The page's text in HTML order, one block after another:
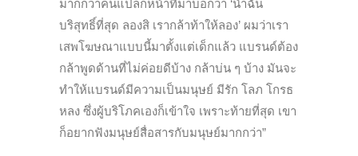
มากกว่าคนแปลกหน้าที่มาบอกว่า ‘น้ำฉัน
บริสุทธิ์ที่สุด ลองสิ เรากล้าท้าให้ลอง’ ผมว่าเรา
เสพโฆษณาแบบนี้มาตั้งแต่เด็กแล้ว แบรนด์ต้อง
กล้าพูดด้านที่ไม่ค่อยดีบ้าง กล้าบ่น ๆ บ้าง มันจะ
ทำให้แบรนด์มีความเป็นมนุษย์ มีรัก โลภ โกรธ
หลง ซึ่งผู้บริโภคเองก็เข้าใจ เพราะท้ายที่สุด เขา
ก็อยากฟังมนุษย์สื่อสารกับมนุษย์มากกว่า”